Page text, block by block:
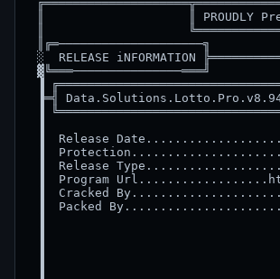
║                    ║ PROUDLY
║
║╔═────────────────────╗
░  RELEASE iNFORMATION
▐
▐═╣
▐
▐  Release
▐
▐  Release
▐  Program
▐  Cracked
▐  Packed